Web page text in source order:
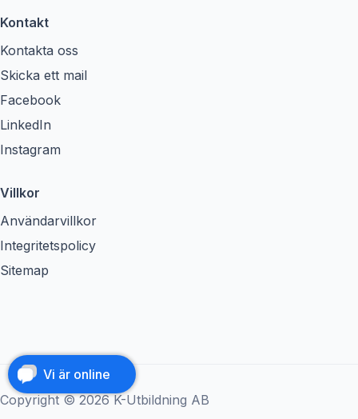
Kontakt
Kontakta oss
Skicka ett mail
Facebook
LinkedIn
Instagram
Villkor
Användarvillkor
Integritetspolicy
Sitemap
Copyright © 2026 K-Utbildning AB
Vi är online